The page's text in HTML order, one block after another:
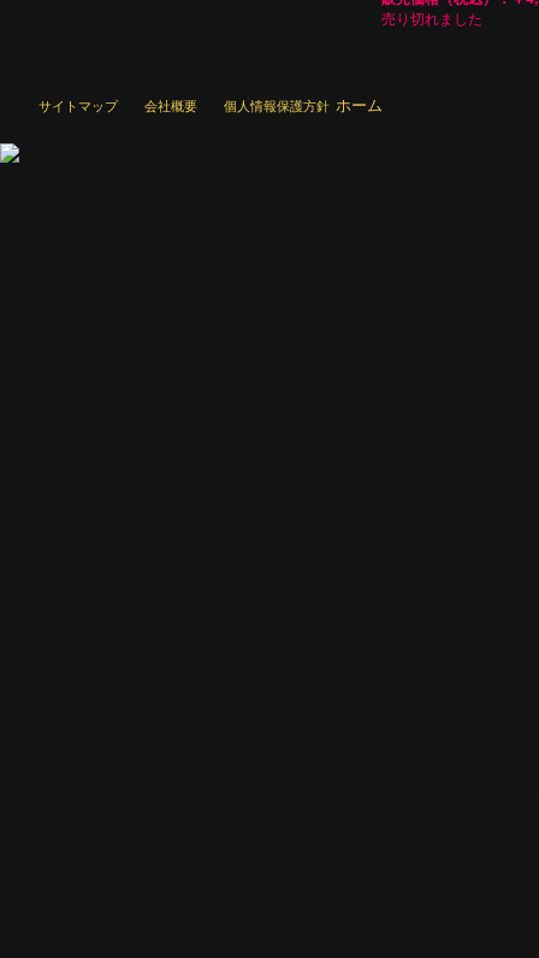
売り切れました
ホーム
サイトマップ 会社概要 個人情報保護方針